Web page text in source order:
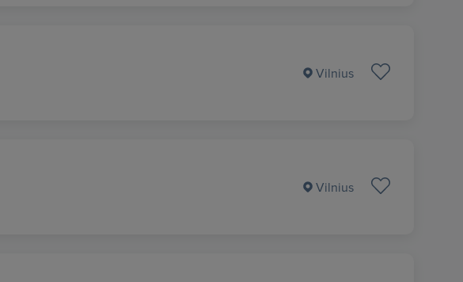
Vilnius
Vilnius